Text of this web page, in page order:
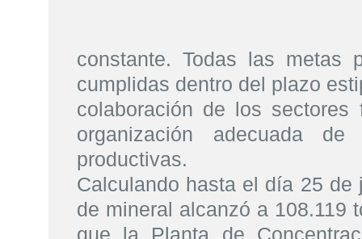
constante. Todas las metas
cumplidas dentro del plazo
colaboración de los
organización adecuada
productivas.
Calculando hasta el día 25 de
de mineral alcanzó a 108.119
que la Planta de